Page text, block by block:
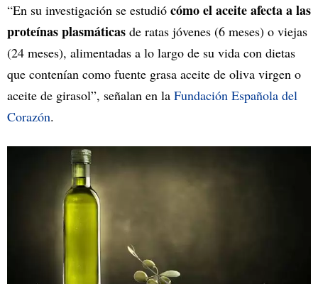
“En su investigación se estudió cómo el aceite afecta a las
proteínas plasmáticas de ratas jóvenes (6 meses) o viejas
(24 meses), alimentadas a lo largo de su vida con dietas
que contenían como fuente grasa aceite de oliva virgen o
aceite de girasol”, señalan en la Fundación Española del
Corazón.